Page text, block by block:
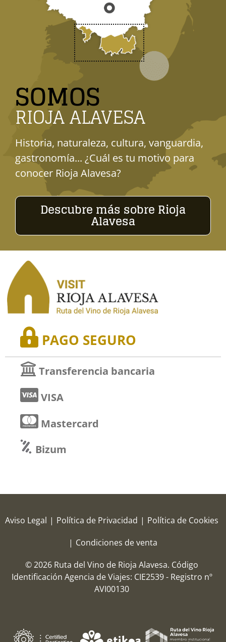
SOMOS
RIOJA ALAVESA
Historia, naturaleza, cultura, vanguardia,
gastronomía... ¿Cuál es tu motivo para
conocer Rioja Alavesa?
Descubre más sobre Rioja
Alavesa
PAGO SEGURO
Transferencia bancaria
VISA
Mastercard
Bizum
Aviso Legal | Política de Privacidad | Política de Cookies
| Condiciones de venta
© 2026 Ruta del Vino de Rioja Alavesa. Código
Identificación Agencia de Viajes: CIE2539 - Registro nº
AVI00130